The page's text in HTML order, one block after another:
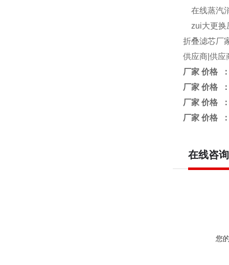
在线蒸汽
zui大更换
折叠滤芯厂
供应商|供
厂家 价格
厂家 价格
厂家 价格
厂家 价格
在线咨询
您